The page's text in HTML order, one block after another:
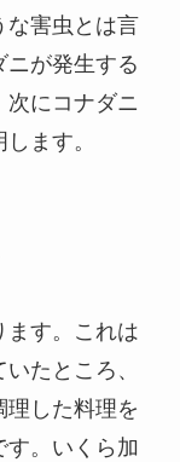
な害虫とは言
ニが発生する
次にコナダニ
ます。
ます。これは
たところ、
理した料理を
。いくら加